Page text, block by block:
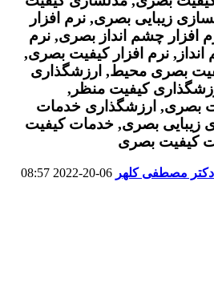
دکتر مصطفی کلهر
08:57